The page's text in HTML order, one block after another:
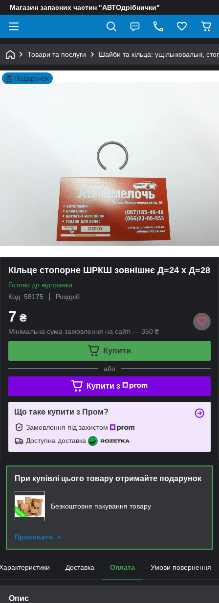
Магазин запасних частин "АВТОдрібнички"
Товари та послуги Шайби та кільца: ущільнювальні,
Подарунок
Кільце стопорне ШРКШ зовнішнє Д=24 x Д=28
Готово до відправки
Код: 58175
Роздріб
7 ₴
Мінімальна сума замовлення на сайті — 350 ₴
Купити
або
Купити з
Що таке купити з Пром?
Замовлення під захистом
Доступна доставка
При купівлі цього товару отримайте подарунок
Безкоштовне пакування товару
Приховати
Доставка Оплата Умови повернення
Опис